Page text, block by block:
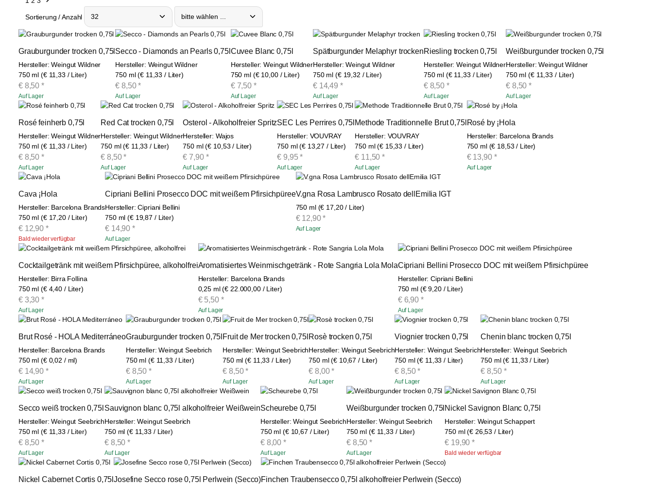
Sortierung / Anzahl
Grauburgunder trocken 0,75l
Hersteller: Weingut Wildner
750 ml (€ 11,33 / Liter)
€ 8,50 *
Auf Lager
Secco - Diamonds an Pearls 0,75l
Hersteller: Weingut Wildner
750 ml (€ 11,33 / Liter)
€ 8,50 *
Auf Lager
Cuvee Blanc 0,75l
Hersteller: Weingut Wildner
750 ml (€ 10,00 / Liter)
€ 7,50 *
Auf Lager
Spätburgunder Melaphyr trocken
Hersteller: Weingut Wildner
750 ml (€ 19,32 / Liter)
€ 14,49 *
Auf Lager
Riesling trocken 0,75l
Hersteller: Weingut Wildner
750 ml (€ 11,33 / Liter)
€ 8,50 *
Auf Lager
Weißburgunder trocken 0,75l
Hersteller: Weingut Wildner
750 ml (€ 11,33 / Liter)
€ 8,50 *
Auf Lager
Rosé feinherb 0,75l
Hersteller: Weingut Wildner
750 ml (€ 11,33 / Liter)
€ 8,50 *
Auf Lager
Red Cat trocken 0,75l
Hersteller: Weingut Wildner
750 ml (€ 11,33 / Liter)
€ 8,50 *
Auf Lager
Osterol - Alkoholfreier Spritz
Hersteller: Wajos
750 ml (€ 10,53 / Liter)
€ 7,90 *
Auf Lager
SEC Les Perrires 0,75l
Hersteller: VOUVRAY
750 ml (€ 13,27 / Liter)
€ 9,95 *
Auf Lager
Methode Traditionnelle Brut 0,75l
Hersteller: VOUVRAY
750 ml (€ 15,33 / Liter)
€ 11,50 *
Auf Lager
Rosé by ¡Hola
Hersteller: Barcelona Brands
750 ml (€ 18,53 / Liter)
€ 13,90 *
Auf Lager
Cava ¡Hola
Hersteller: Barcelona Brands
750 ml (€ 17,20 / Liter)
€ 12,90 *
Bald wieder verfügbar
Cipriani Bellini Prosecco DOC mit weißem Pfirsichpüree
Hersteller: Cipriani Bellini
750 ml (€ 19,87 / Liter)
€ 14,90 *
Auf Lager
V.gna Rosa Lambrusco Rosato dellEmilia IGT
750 ml (€ 17,20 / Liter)
€ 12,90 *
Auf Lager
Cocktailgetränk mit weißem Pfirsichpüree, alkoholfrei
Hersteller: Birra Follina
750 ml (€ 4,40 / Liter)
€ 3,30 *
Auf Lager
Aromatisiertes Weinmischgetränk - Rote Sangria Lola Mola
Hersteller: Barcelona Brands
0,25 ml (€ 22.000,00 / Liter)
€ 5,50 *
Auf Lager
Cipriani Bellini Prosecco DOC mit weißem Pfirsichpüree
Hersteller: Cipriani Bellini
750 ml (€ 9,20 / Liter)
€ 6,90 *
Auf Lager
Brut Rosé - HOLA Mediterráneo
Hersteller: Barcelona Brands
750 ml (€ 0,02 / ml)
€ 14,90 *
Auf Lager
Grauburgunder trocken 0,75l
Hersteller: Weingut Seebrich
750 ml (€ 11,33 / Liter)
€ 8,50 *
Auf Lager
Fruit de Mer trocken 0,75l
Hersteller: Weingut Seebrich
750 ml (€ 11,33 / Liter)
€ 8,50 *
Auf Lager
Rosè trocken 0,75l
Hersteller: Weingut Seebrich
750 ml (€ 10,67 / Liter)
€ 8,00 *
Auf Lager
Viognier trocken 0,75l
Hersteller: Weingut Seebrich
750 ml (€ 11,33 / Liter)
€ 8,50 *
Auf Lager
Chenin blanc trocken 0,75l
Hersteller: Weingut Seebrich
750 ml (€ 11,33 / Liter)
€ 8,50 *
Auf Lager
Secco weiß trocken 0,75l
Hersteller: Weingut Seebrich
750 ml (€ 11,33 / Liter)
€ 8,50 *
Auf Lager
Sauvignon blanc 0,75l alkoholfreier Weißwein
Hersteller: Weingut Seebrich
750 ml (€ 11,33 / Liter)
€ 8,50 *
Auf Lager
Scheurebe 0,75l
Hersteller: Weingut Seebrich
750 ml (€ 10,67 / Liter)
€ 8,00 *
Auf Lager
Weißburgunder trocken 0,75l
Hersteller: Weingut Seebrich
750 ml (€ 11,33 / Liter)
€ 8,50 *
Auf Lager
Nickel Savignon Blanc 0,75l
Hersteller: Weingut Schappert
750 ml (€ 26,53 / Liter)
€ 19,90 *
Bald wieder verfügbar
Nickel Cabernet Cortis 0,75lJosefine Secco rose 0,75l Perlwein (Secco)Finchen Traubensecco 0,75l alkoholfreier Perlwein (Secco)